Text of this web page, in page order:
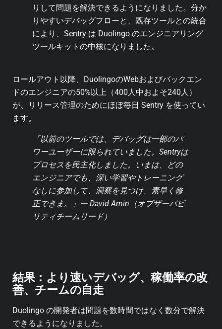
りして問題を解決できるようになりました。分か
りやすいデバッグフローと、既存ツールとの統合
により、Sentry は Duolingo のエンジニアリング
ツールキットの中核になりました。
ロールアウト以降、DuolingoのWebおよびバックエン
ドのエンジニアの50%以上（400人中およそ240人）
が、リリース管理のためにほぼ毎日 Sentry を使ってい
ます。
「以前のツールでは、デバッグは一部のパ
ワーユーザーに限られていました。Sentryは
プロセスを民主化しました。いまは、どの
エンジニアでも、深い学習やトレーニング
なしに参加して、洞察を見つけ、素早く修
正できま。」ー David Amin（オブザーバビ
リティチームリード）
結果：より速いデバッグ、稼働率の改
善、チームの自走
Duolingo の開発者は問題を数時間ではなく数分で解決
できるようになりました。